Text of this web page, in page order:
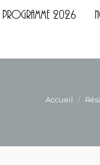
Programme 2026
Accueil
Programme 2026